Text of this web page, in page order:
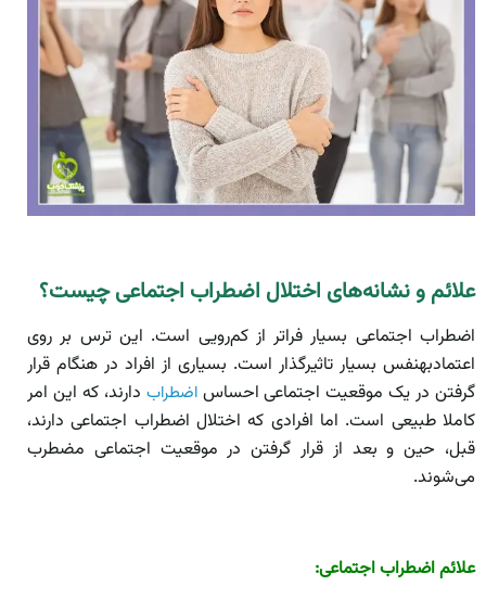
علائم و نشانه‌های اختلال اضطراب اجتماعی چیست؟
اضطراب اجتماعی بسیار فراتر از کم‌رویی است. این ترس بر روی
اعتمادبه‎نفس بسیار تاثیر‌گذار است. بسیاری از افراد در هنگام قرار
گرفتن در یک موقعیت اجتماعی احساس اضطراب دارند، که این امر
کاملا طبیعی است. اما افرادی که اختلال اضطراب اجتماعی دارند،
قبل، حین و بعد از قرار گرفتن در موقعیت اجتماعی مضطرب
می‌شوند.
علائم اضطراب اجتماعی: